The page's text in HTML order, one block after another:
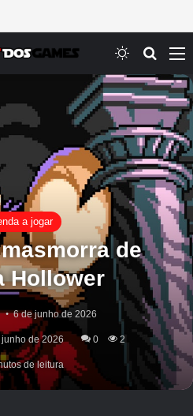
Switch skin
a jogar
de
Hollower
6 de junho de 2026
de 2026 0 2
de leitura